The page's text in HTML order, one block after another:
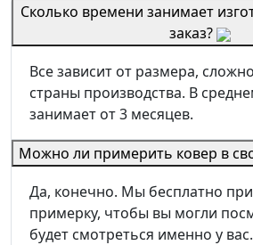
Сколько времени занимает
заказ?
Все зависит от размера,
страны производства. В
занимает от 3 месяцев.
Можно ли примерить ковер в
Да, конечно. Мы бесплатно
примерку, чтобы вы могли
будет смотреться именно у вас.